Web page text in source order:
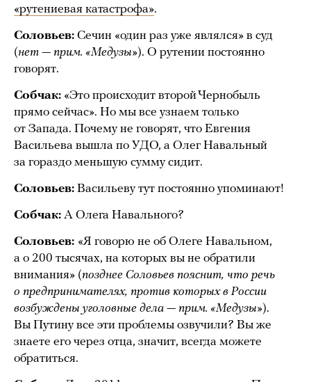
«рутениевая катастрофа».
Соловьев: Сечин «один раз уже являлся» в суд
(нет — прим. «Медузы»). О рутении постоянно
говорят.
Собчак: «Это происходит второй Чернобыль
прямо сейчас». Но мы все узнаем только
от Запада. Почему не говорят, что Евгения
Васильева вышла по УДО, а Олег Навальный
за гораздо меньшую сумму сидит.
Соловьев: Васильеву тут постоянно упоминают!
Собчак: А Олега Навального?
Соловьев: «Я говорю не об Олеге Навальном,
а о 200 тысячах, на которых вы не обратили
внимания» (позднее Соловьев пояснит, что речь
о предпринимателях, против которых в России
возбуждены уголовные дела — прим. «Медузы»).
Вы Путину все эти проблемы озвучили? Вы же
знаете его через отца, значит, всегда можете
обратиться.